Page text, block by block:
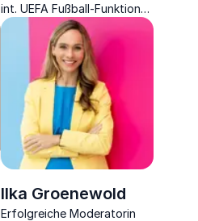
int. UEFA Fußball-Funktionär,
Unternehmer und Autor
über Machtmissbrauch im
Ilka Groenewold
Erfolgreiche Moderatorin